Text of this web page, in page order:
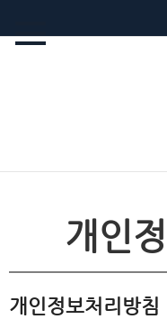
개인
개인정보처리방